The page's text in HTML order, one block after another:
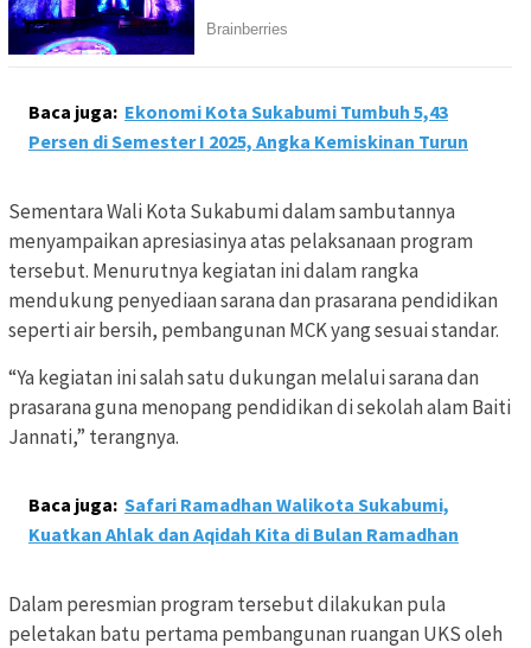
Baca juga: Ekonomi Kota Sukabumi Tumbuh 5,43
Persen di Semester I 2025, Angka Kemiskinan Turun
Sementara Wali Kota Sukabumi dalam sambutannya
menyampaikan apresiasinya atas pelaksanaan program
tersebut. Menurutnya kegiatan ini dalam rangka
mendukung penyediaan sarana dan prasarana pendidikan
seperti air bersih, pembangunan MCK yang sesuai standar.
“Ya kegiatan ini salah satu dukungan melalui sarana dan
prasarana guna menopang pendidikan di sekolah alam Baiti
Jannati,” terangnya.
Baca juga: Safari Ramadhan Walikota Sukabumi,
Kuatkan Ahlak dan Aqidah Kita di Bulan Ramadhan
Dalam peresmian program tersebut dilakukan pula
peletakan batu pertama pembangunan ruangan UKS oleh